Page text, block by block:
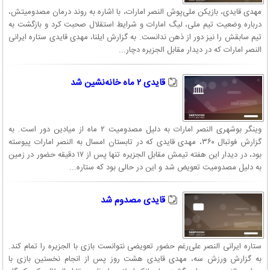
مهدی قایدی، بازیکن ملی‌پوش النصر امارات، با اشاره به روند درمان مصدومیتش،
درباره وضعیت تیم ملی، لیگ امارات و شرایط استقلال صحبت کرد و بازگشت به
تیم سابقش را نیز دور از ذهن ندانست. به گزارش ایلنا، مهدی قایدی ستاره ایرانی
النصر امارات که در دیدار مقابل الجزیره دچار...
قایدی ۲ ماه خانه‌نشین شد
وینگر بوشهری النصر امارات به دلیل مصدومیت ۲ ماه از میادین دور است. به
گزارش فوتبال ۳۶۰، مهدی قایدی که در تابستان امسال به النصر امارات پیوسته
بود، در دیدار این هفته تیمش مقابل الجزیره تنها پس از ۱۷ دقیقه حضور در زمین
به دلیل مصدومیت تعویض شد و این در حالی بود که ستاره...
قایدی مصدوم شد
ستاره ایرانی النصر علی‌رغم حضور تعویضی نتوانست بازی با الجزیره را تمام کند.
به گزارش ورزش سه، مهدی قایدی هشت روز پس از انجام نخستین بازی با